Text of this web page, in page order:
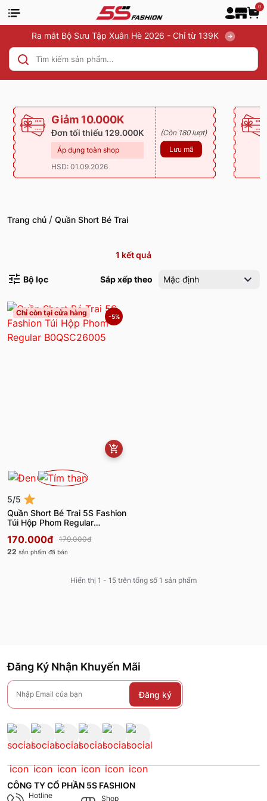
0
Ra mắt Bộ Sưu Tập Xuân Hè 2026 - Chỉ từ 139K
Giảm 10.000K
Đơn tối thiểu 129.000K
Áp dụng toàn shop
HSD: 01.09.2026
(Còn 180 lượt)
Lưu mã
Trang chủ / Quần Short Bé Trai
1 kết quả
Bộ lọc Sắp xếp theo Mặc định
Chỉ còn tại cửa hàng -5%
5/5
Quần Short Bé Trai 5S Fashion
Túi Hộp Phom Regular
170.000đ
179.000đ
22 sản phẩm đã bán
Hiển thị 1 - 15 trên tổng số 1 sản phẩm
Đăng Ký Nhận Khuyến Mãi
Đăng ký
CÔNG TY CỔ PHẦN 5S FASHION
Hotline Shop